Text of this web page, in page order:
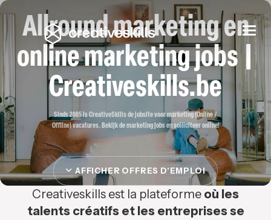
Allround marketing en
online marketing jobs |
Creativeskills.be
Sinds 2005 is CreativeSkills de jobsite voor marketing (Online /
Offline) vacatures. Bekijk de marketing jobs en solliciteer online!
AFFICHER OFFRES D'EMPLOI
Creativeskills est la plateforme où les
talents créatifs et les entreprises se